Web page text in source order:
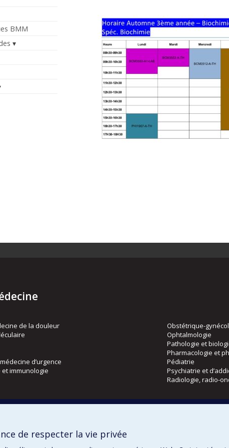
BMM
de la douleur
d’urgence
immunologie
Obstétrique-
Ophtalmologie
Pathologie et
Pharmacologie et
Pédiatrie
Psychiatrie et
Radiologie, radio-
de respecter la vie privée